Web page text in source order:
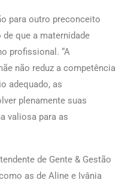
para outro preconceito
que a maternidade
profissional. “A
não reduz a competência
adequado, as
plenamente suas
valiosa para as
de Gente & Gestão
as de Aline e Ivânia